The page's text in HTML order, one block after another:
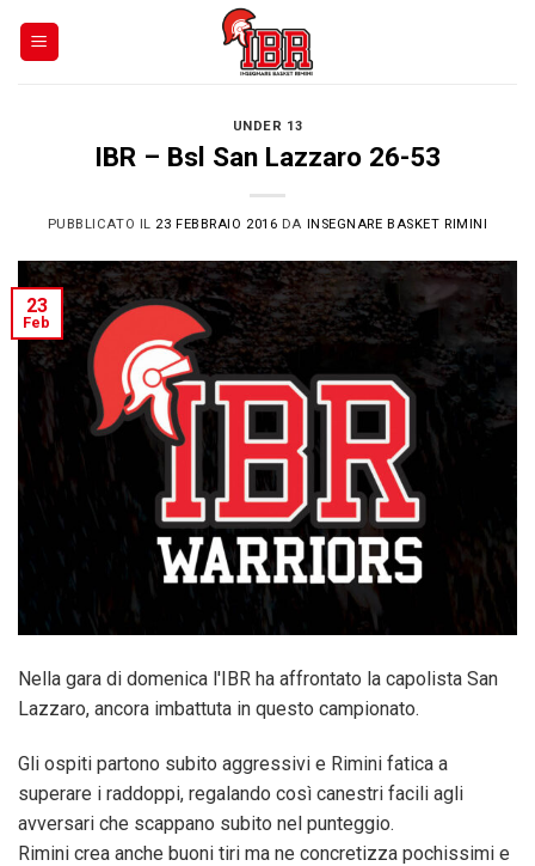
UNDER 13
IBR – Bsl San Lazzaro 26-53
PUBBLICATO IL 23 FEBBRAIO 2016 DA INSEGNARE BASKET RIMINI
23
Feb
Nella gara di domenica l'IBR ha affrontato la capolista San
Lazzaro, ancora imbattuta in questo campionato.
Gli ospiti partono subito aggressivi e Rimini fatica a
superare i raddoppi, regalando così canestri facili agli
avversari che scappano subito nel punteggio.
Rimini crea anche buoni tiri ma ne concretizza pochissimi e